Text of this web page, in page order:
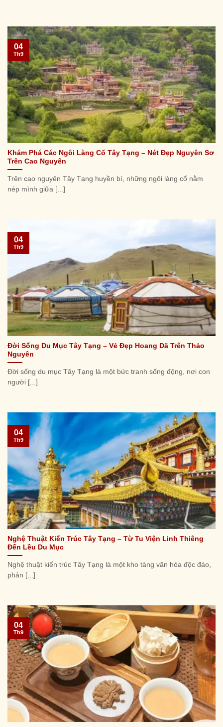
Khám Phá Các Ngôi Làng Cổ Tây Tạng – Nét Đẹp Nguyên Sơ
Trên Cao Nguyên
Trên cao nguyên Tây Tạng huyền bí, những ngôi làng cổ nằm
nép mình giữa [...]
04
Th9
Đời Sống Du Mục Tây Tạng – Vẻ Đẹp Hoang Dã Trên Thảo
Nguyên
Đời sống du mục Tây Tạng là một bức tranh sống động, nơi con
người [...]
04
Th9
Nghệ Thuật Kiến Trúc Tây Tạng – Từ Tu Viện Linh Thiêng
Đến Lều Du Mục
Nghệ thuật kiến trúc Tây Tạng là một kho tàng văn hóa độc đáo,
phản [...]
04
Th9
04
Th9